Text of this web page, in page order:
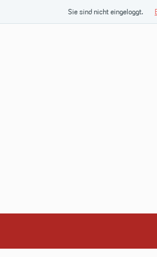
Sie sind nicht eingeloggt.